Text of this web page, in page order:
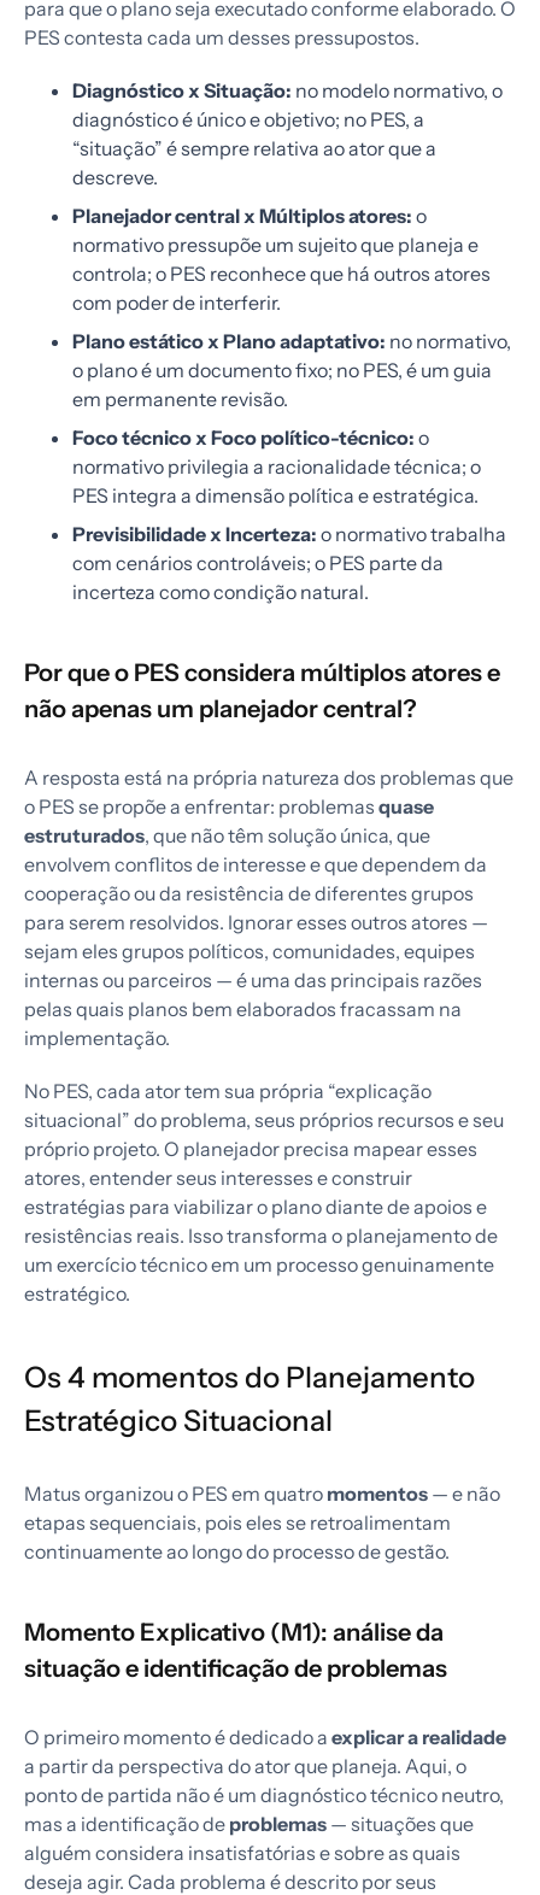
para que o plano seja executado conforme elaborado. O
PES contesta cada um desses pressupostos.
Diagnóstico x Situação: no modelo normativo, o
diagnóstico é único e objetivo; no PES, a
“situação” é sempre relativa ao ator que a
descreve.
Planejador central x Múltiplos atores: o
normativo pressupõe um sujeito que planeja e
controla; o PES reconhece que há outros atores
com poder de interferir.
Plano estático x Plano adaptativo: no normativo,
o plano é um documento fixo; no PES, é um guia
em permanente revisão.
Foco técnico x Foco político-técnico: o
normativo privilegia a racionalidade técnica; o
PES integra a dimensão política e estratégica.
Previsibilidade x Incerteza: o normativo trabalha
com cenários controláveis; o PES parte da
incerteza como condição natural.
Por que o PES considera múltiplos atores e
não apenas um planejador central?
A resposta está na própria natureza dos problemas que
o PES se propõe a enfrentar: problemas quase
estruturados, que não têm solução única, que
envolvem conflitos de interesse e que dependem da
cooperação ou da resistência de diferentes grupos
para serem resolvidos. Ignorar esses outros atores —
sejam eles grupos políticos, comunidades, equipes
internas ou parceiros — é uma das principais razões
pelas quais planos bem elaborados fracassam na
implementação.
No PES, cada ator tem sua própria “explicação
situacional” do problema, seus próprios recursos e seu
próprio projeto. O planejador precisa mapear esses
atores, entender seus interesses e construir
estratégias para viabilizar o plano diante de apoios e
resistências reais. Isso transforma o planejamento de
um exercício técnico em um processo genuinamente
estratégico.
Os 4 momentos do Planejamento
Estratégico Situacional
Matus organizou o PES em quatro momentos — e não
etapas sequenciais, pois eles se retroalimentam
continuamente ao longo do processo de gestão.
Momento Explicativo (M1): análise da
situação e identificação de problemas
O primeiro momento é dedicado a explicar a realidade
a partir da perspectiva do ator que planeja. Aqui, o
ponto de partida não é um diagnóstico técnico neutro,
mas a identificação de problemas — situações que
alguém considera insatisfatórias e sobre as quais
deseja agir. Cada problema é descrito por seus